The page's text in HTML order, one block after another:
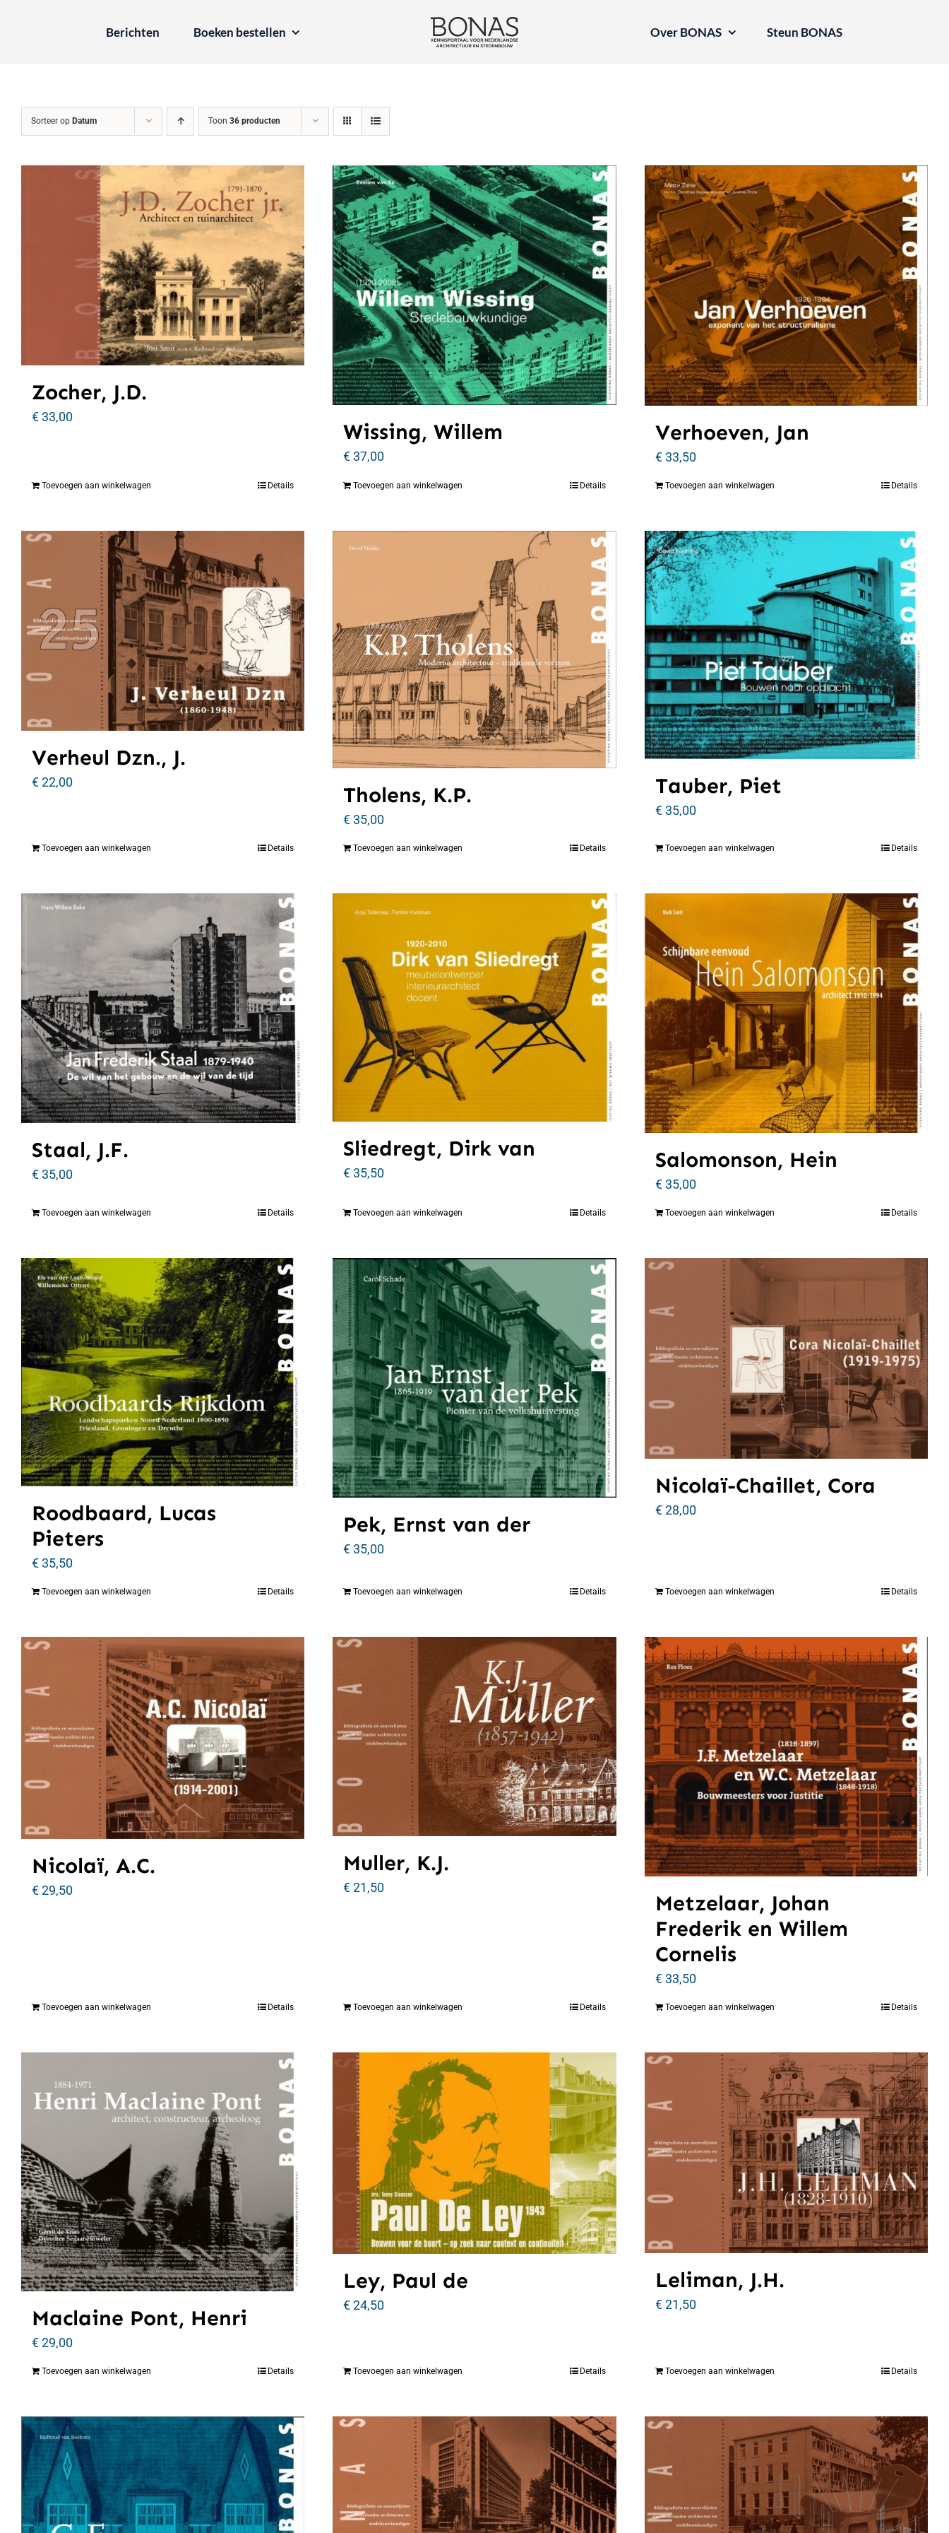
Berichten Boeken bestellen Over BONAS Steun BONAS
Sorteer op Datum Toon 36 producten
Zocher, J.D.
€33,00
Toevoegen aan winkelwagen Details
Wissing, Willem
€37,00
Toevoegen aan winkelwagen Details
Verhoeven, Jan
€33,50
Toevoegen aan winkelwagen Details
Verheul Dzn., J.
€22,00
Toevoegen aan winkelwagen Details
Tholens, K.P.
€35,00
Toevoegen aan winkelwagen Details
Tauber, Piet
€35,00
Toevoegen aan winkelwagen Details
Staal, J.F.
€35,00
Toevoegen aan winkelwagen Details
Sliedregt, Dirk van
€35,50
Toevoegen aan winkelwagen Details
Salomonson, Hein
€35,00
Toevoegen aan winkelwagen Details
Roodbaard, Lucas
Pieters
€35,50
Toevoegen aan winkelwagen Details
Pek, Ernst van der
€35,00
Toevoegen aan winkelwagen Details
Nicolaï-Chaillet, Cora
€28,00
Toevoegen aan winkelwagen Details
Nicolaï, A.C.
€29,50
Toevoegen aan winkelwagen Details
Muller, K.J.
€21,50
Toevoegen aan winkelwagen Details
Metzelaar, Johan
Frederik en Willem
Cornelis
€33,50
Toevoegen aan winkelwagen Details
Maclaine Pont, Henri
€29,00
Toevoegen aan winkelwagen Details
Ley, Paul de
€24,50
Toevoegen aan winkelwagen Details
Leliman, J.H.
€21,50
Toevoegen aan winkelwagen Details